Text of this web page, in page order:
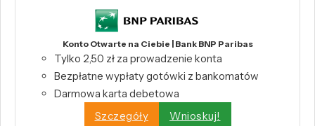
Konto Otwarte na Ciebie | Bank BNP Paribas
Tylko 2,50 zł za prowadzenie konta
Bezpłatne wypłaty gotówki z bankomatów
Darmowa karta debetowa
Szczegóły
Wnioskuj!